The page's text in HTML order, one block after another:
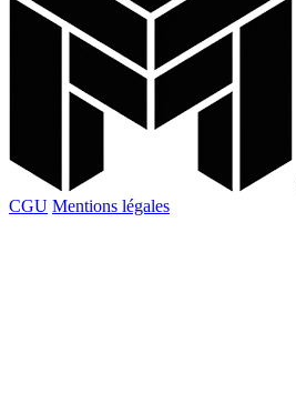
CGU Mentions légales